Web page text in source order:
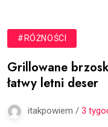
#RÓŻNOŚCI
Grillowane
łatwy letni deser
itakpowiem / 3